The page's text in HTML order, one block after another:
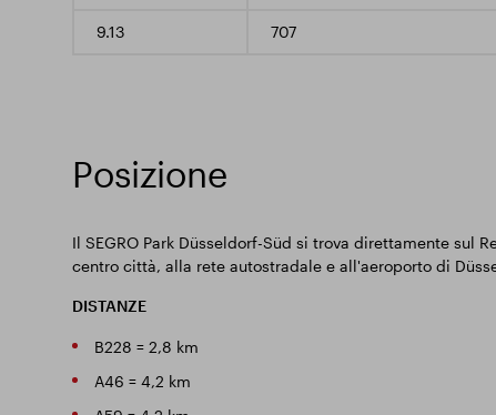
9.13 707
Posizione
Il SEGRO Park Düsseldorf-Süd si trova direttamente sul
centro città, alla rete autostradale e all'aeroporto di
DISTANZE
B228 = 2,8 km
A46 = 4,2 km